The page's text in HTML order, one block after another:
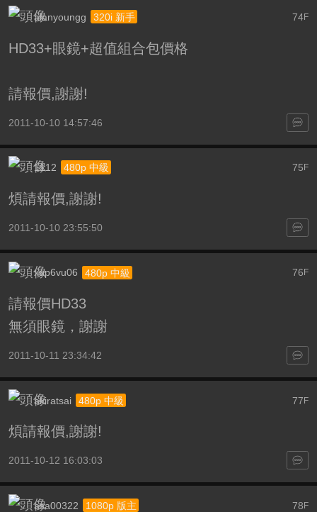
74F
alanyoungg 320i 新手
HD33+眼鏡+超值組合包價格
請報價,謝謝!
2011-10-10 14:57:46
75 F
1112 480p 中級
煩請報價,謝謝!
2011-10-10 23:55:50
76 F
xup6vu06 480p 中級
請報價HD33
無須眼鏡，謝謝
2011-10-11 23:34:42
77F
akiratsai 480p 中級
煩請報價,謝謝!
2011-10-12 16:03:03
78F
asa00322 1080p 版主